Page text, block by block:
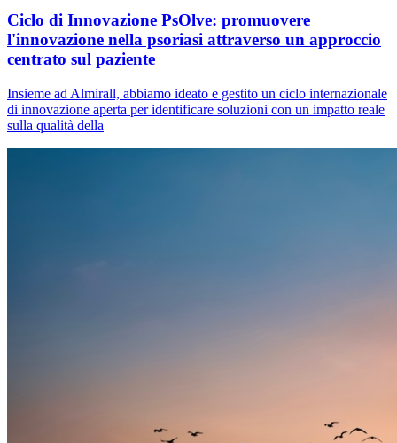
Ciclo di Innovazione PsOlve: promuovere
l'innovazione nella psoriasi attraverso un approccio
centrato sul paziente
Insieme ad Almirall, abbiamo ideato e gestito un ciclo internazionale
di innovazione aperta per identificare soluzioni con un impatto reale
sulla qualità della